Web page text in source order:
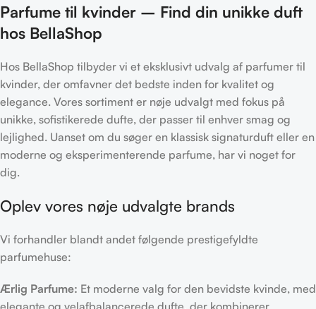
Parfume til kvinder – Find din unikke duft
hos BellaShop
Hos BellaShop tilbyder vi et eksklusivt udvalg af parfumer til
kvinder, der omfavner det bedste inden for kvalitet og
elegance. Vores sortiment er nøje udvalgt med fokus på
unikke, sofistikerede dufte, der passer til enhver smag og
lejlighed. Uanset om du søger en klassisk signaturduft eller en
moderne og eksperimenterende parfume, har vi noget for
dig.
Oplev vores nøje udvalgte brands
Vi forhandler blandt andet følgende prestigefyldte
parfumehuse:
Ærlig Parfume: Et moderne valg for den bevidste kvinde, med